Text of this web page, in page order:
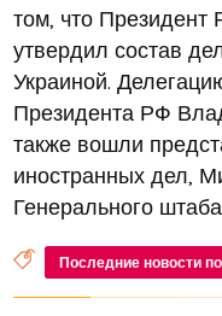
том, что Президент
утвердил состав
Украиной.
Президента РФ
также вошли
иностранных дел,
Генерального
Последние новости